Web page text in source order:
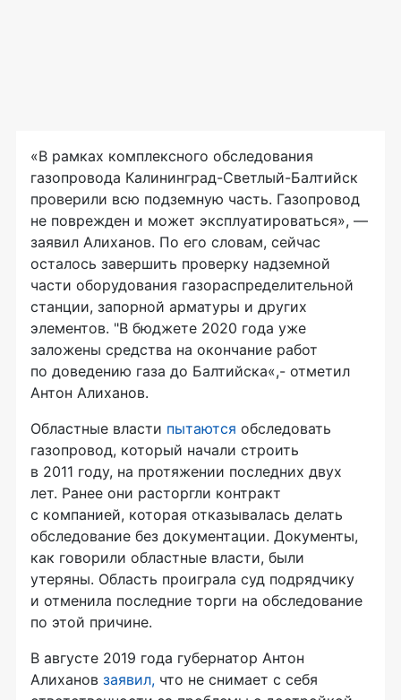
«В рамках комплексного обследования
газопровода Калининград-Светлый-Балтийск
проверили всю подземную часть. Газопровод
не поврежден и может эксплуатироваться», —
заявил Алиханов. По его словам, сейчас
осталось завершить проверку надземной
части оборудования газораспределительной
станции, запорной арматуры и других
элементов. "В бюджете 2020 года уже
заложены средства на окончание работ
по доведению газа до Балтийска«,- отметил
Антон Алиханов.
Областные власти пытаются обследовать
газопровод, который начали строить
в 2011 году, на протяжении последних двух
лет. Ранее они расторгли контракт
с компанией, которая отказывалась делать
обследование без документации. Документы,
как говорили областные власти, были
утеряны. Область проиграла суд подрядчику
и отменила последние торги на обследование
по этой причине.
В августе 2019 года губернатор Антон
Алиханов заявил, что не снимает с себя